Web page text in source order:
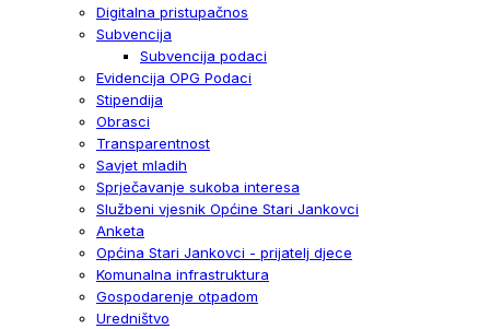
Digitalna pristupačnos
Subvencija
Subvencija podaci
Evidencija OPG Podaci
Stipendija
Obrasci
Transparentnost
Savjet mladih
Sprječavanje sukoba interesa
Službeni vjesnik Općine Stari Jankovci
Anketa
Općina Stari Jankovci - prijatelj djece
Komunalna infrastruktura
Gospodarenje otpadom
Uredništvo